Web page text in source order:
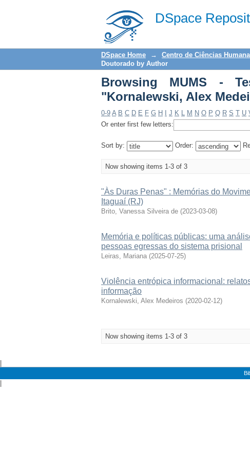
DSpace
Browsing MUMS -
DSpace Home → Centro de Ciências
Doutorado by Author
Browsing MUMS -
"Kornalewski, Alex
0-9 A B C D E F G H J K L M N O P Q R S T U
Or enter first few letters:
Sort by: Order:
Now showing items 1-3 of 3
"Às Duras Penas" : Memórias do
Itaguaí (RJ)
Brito, Vanessa Silveira de (2023-03-08)
Memória e políticas públicas: uma
pessoas egressas do sistema prisional
Leiras, Mariana (2025-07-25)
Violência entrópica informacional:
informação
Kornalewski, Alex Medeiros (2020-02-12)
Now showing items 1-3 of 3